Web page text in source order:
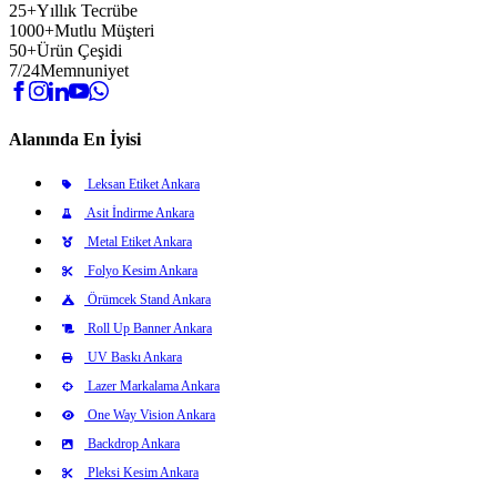
25+Yıllık Tecrübe
1000+Mutlu Müşteri
50+Ürün Çeşidi
7/24Memnuniyet
Alanında En İyisi
Leksan Etiket Ankara
Asit İndirme Ankara
Metal Etiket Ankara
Folyo Kesim Ankara
Örümcek Stand Ankara
Roll Up Banner Ankara
UV Baskı Ankara
Lazer Markalama Ankara
One Way Vision Ankara
Backdrop Ankara
Pleksi Kesim Ankara